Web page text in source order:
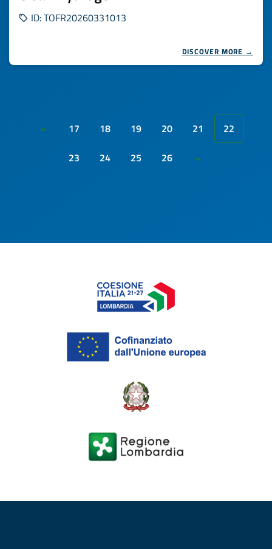
ID: TOFR20260331013
DISCOVER MORE →
« 17 18 19 20 21
22
23
24 25 26 »